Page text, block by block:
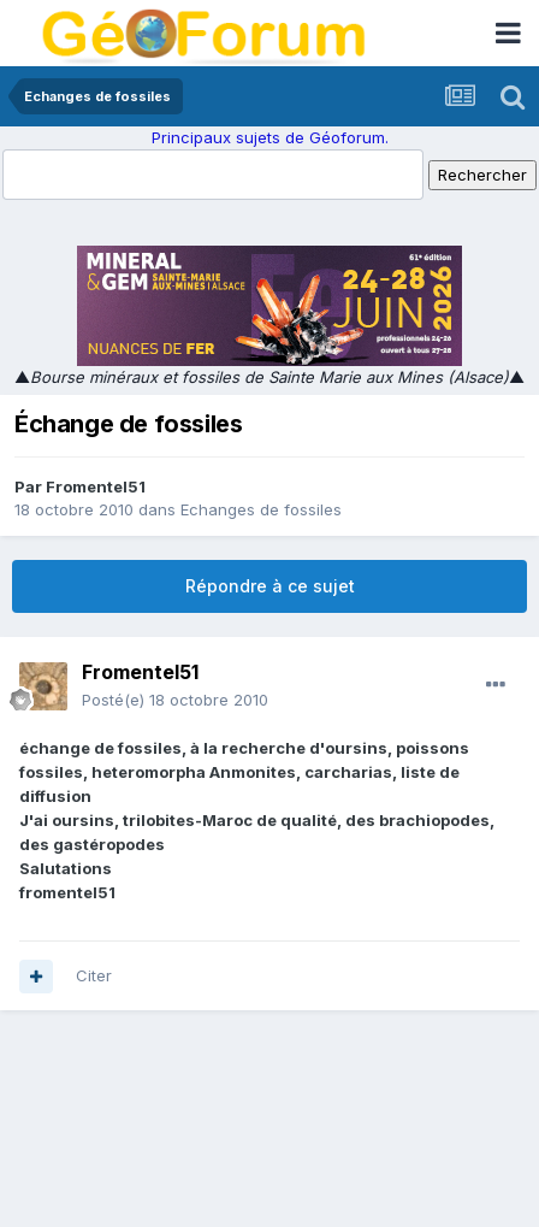
Echanges de fossiles
Principaux sujets de Géoforum.
▲Bourse minéraux et fossiles de Sainte Marie aux Mines (Alsace)▲
Échange de fossiles
Par Fromentel51
18 octobre 2010 dans Echanges de fossiles
Répondre à ce sujet
Fromentel51
Posté(e) 18 octobre 2010
échange de fossiles, à la recherche d'oursins, poissons
fossiles, heteromorpha Anmonites, carcharias, liste de
diffusion
J'ai oursins, trilobites-Maroc de qualité, des brachiopodes,
des gastéropodes
Salutations
fromentel51
Citer